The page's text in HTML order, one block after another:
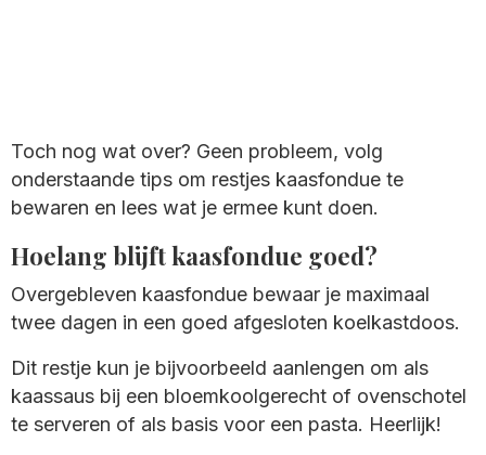
Toch nog wat over? Geen probleem, volg
onderstaande tips om restjes kaasfondue te
bewaren en lees wat je ermee kunt doen.
Hoelang blijft kaasfondue goed?
Overgebleven kaasfondue bewaar je maximaal
twee dagen in een goed afgesloten koelkastdoos.
Dit restje kun je bijvoorbeeld aanlengen om als
kaassaus bij een bloemkoolgerecht of ovenschotel
te serveren of als basis voor een pasta. Heerlijk!